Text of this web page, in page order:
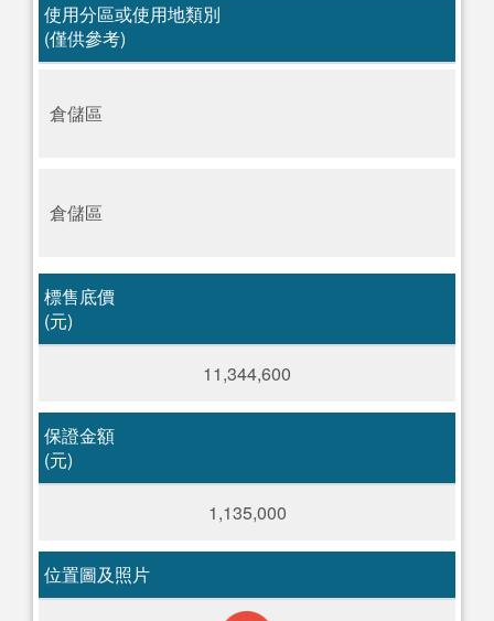
使用分區或使用地類別
(僅供參考)
倉儲區
倉儲區
標售底價
(元)
11,344,600
保證金額
(元)
1,135,000
位置圖及照片